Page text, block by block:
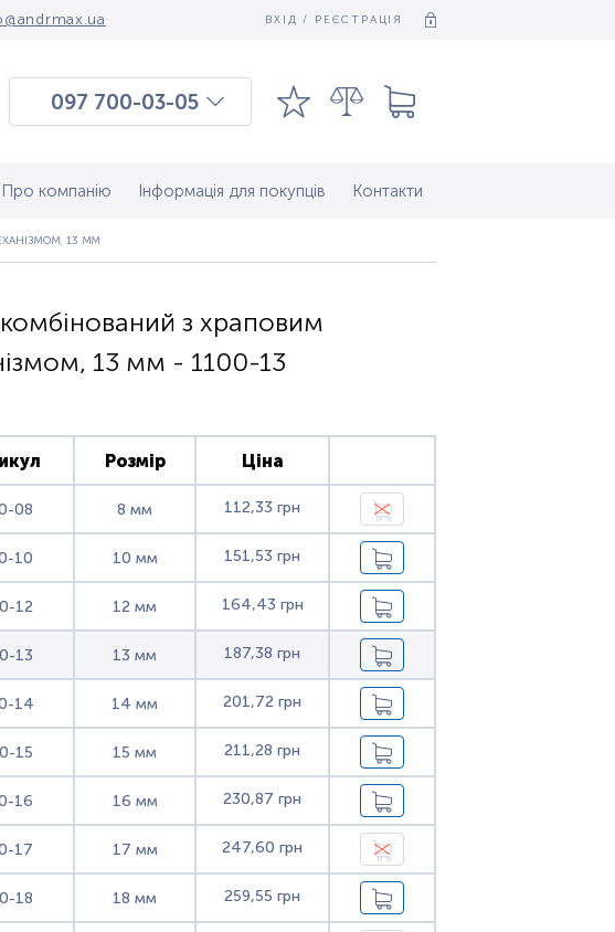
ВХІД / РЕЄСТРАЦІЯ
097 700-03-05
097 003-03-09
Про компанію Інформація для покупців Контакти
13 ММ
з храповим
13 мм - 1100-13
Розмір Ціна
08 8 мм 112,33 грн
10 10 мм 151,53 грн
12 12 мм 164,43 грн
13 13 мм 187,38 грн
14 14 мм 201,72 грн
15 15 мм 211,28 грн
16 16 мм 230,87 грн
17 17 мм 247,60 грн
18 18 мм 259,55 грн